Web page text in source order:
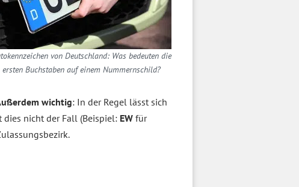
von Deutschland: Was bedeuten die
ersten Buchstaben auf einem Nummernschild?
wichtig: In der Regel lässt sich
dies nicht der Fall (Beispiel: EW für